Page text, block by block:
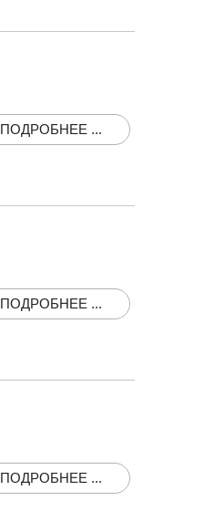
ПОДРОБНЕЕ ...
ПОДРОБНЕЕ ...
ПОДРОБНЕЕ ...